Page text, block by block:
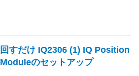
回すだけ IQ2306 (1) IQ Position
Module​のセットアップ